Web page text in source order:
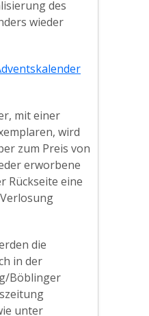
des
wieder
mit einer
wird
zum Preis von
erworbene
Rückseite eine
die
in der
Böblinger
unter